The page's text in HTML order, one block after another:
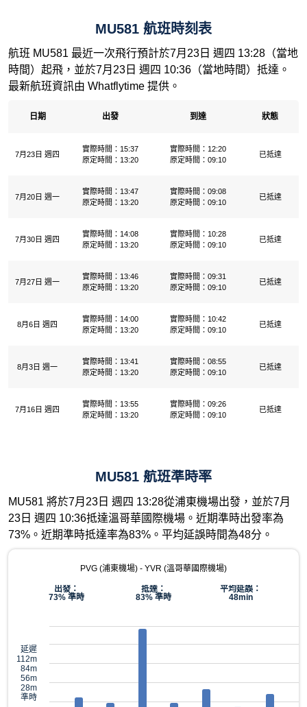
MU581 航班時刻表
航班 MU581 最近一次飛行預計於7月23日 週四 13:28（當地
時間）起飛，並於7月23日 週四 10:36（當地時間）抵達。
最新航班資訊由 Whatflytime 提供。
日期 出發 到達 狀態
7月23日 週四
實際時間：15:37
原定時間：13:20
實際時間：12:20
原定時間：09:10
已抵達
7月20日 週一
實際時間：13:47
原定時間：13:20
實際時間：09:08
原定時間：09:10
已抵達
7月30日 週四
實際時間：14:08
原定時間：13:20
實際時間：10:28
原定時間：09:10
已抵達
7月27日 週一
實際時間：13:46
原定時間：13:20
實際時間：09:31
原定時間：09:10
已抵達
8月6日 週四
實際時間：14:00
原定時間：13:20
實際時間：10:42
原定時間：09:10
已抵達
8月3日 週一
實際時間：13:41
原定時間：13:20
實際時間：08:55
原定時間：09:10
已抵達
7月16日 週四
實際時間：13:55
原定時間：13:20
實際時間：09:26
原定時間：09:10
已抵達
MU581 航班準時率
MU581 將於7月23日 週四 13:28從浦東機場出發，並於7月
23日 週四 10:36抵達溫哥華國際機場。近期準時出發率為
73%。近期準時抵達率為83%。平均延誤時間為48分。
PVG (浦東機場) - YVR (溫哥華國際機場)
出發：
73% 準時
抵達：
83% 準時
平均延誤：
48min
延遲
112m
84m
56m
28m
準時